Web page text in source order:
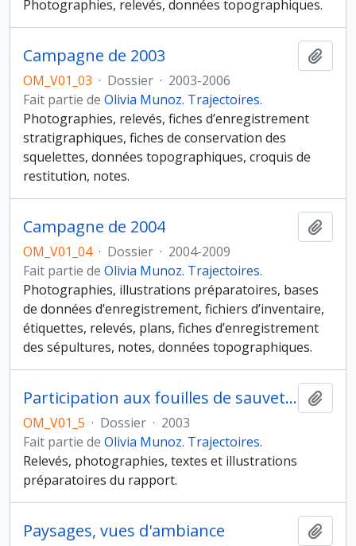
Photographies, relevés, données topographiques.
Campagne de 2003
OM_V01_03 · Dossier · 2003-2006
Fait partie de Olivia Munoz. Trajectoires.
Photographies, relevés, fiches d’enregistrement
stratigraphiques, fiches de conservation des
squelettes, données topographiques, croquis de
restitution, notes.
Campagne de 2004
OM_V01_04 · Dossier · 2004-2009
Fait partie de Olivia Munoz. Trajectoires.
Photographies, illustrations préparatoires, bases
de données d’enregistrement, fichiers d’inventaire,
étiquettes, relevés, plans, fiches d’enregistrement
des sépultures, notes, données topographiques.
Participation aux fouilles de sauvetage de la vieille mosquée de Bahla, 2003
OM_V01_5 · Dossier · 2003
Fait partie de Olivia Munoz. Trajectoires.
Relevés, photographies, textes et illustrations
préparatoires du rapport.
Paysages, vues d'ambiance